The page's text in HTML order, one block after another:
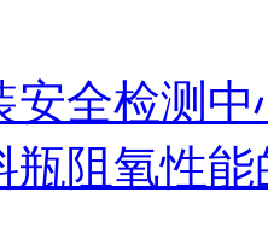
安全检测
瓶阻氧性